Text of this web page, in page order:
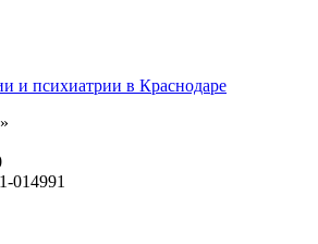
и психиатрии в Краснодаре
014991